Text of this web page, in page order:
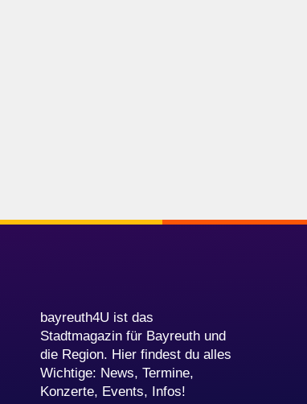
bayreuth4U ist das
Stadtmagazin für Bayreuth und
die Region. Hier findest du alles
Wichtige: News, Termine,
Konzerte, Events, Infos!